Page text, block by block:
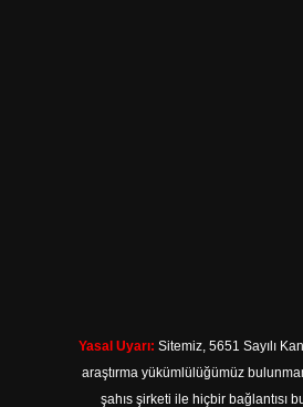
Yasal Uyarı: Sitemiz, 5651 Sayılı
araştırma yükümlülüğümüz
şahıs şirketi ile hiçbir bağlantısı